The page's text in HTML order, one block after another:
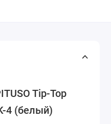
Tip-Top
4 (белый)